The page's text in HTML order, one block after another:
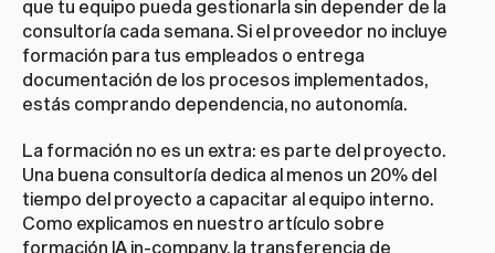
que tu equipo pueda gestionarla sin depender de la
consultoría cada semana. Si el proveedor no incluye
formación para tus empleados o entrega
documentación de los procesos implementados,
estás comprando dependencia, no autonomía.
La formación no es un extra: es parte del proyecto.
Una buena consultoría dedica al menos un 20% del
tiempo del proyecto a capacitar al equipo interno.
formación IA in-company, la transferencia de